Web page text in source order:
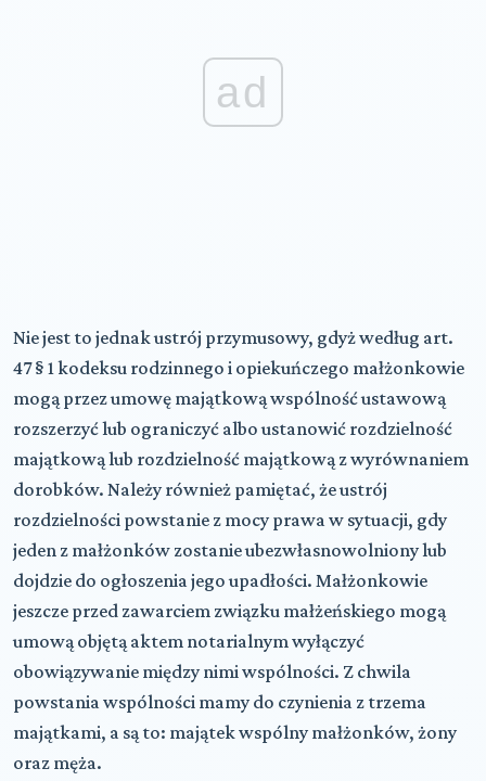
ad
Nie jest to jednak ustrój przymusowy, gdyż według art.
47 § 1 kodeksu rodzinnego i opiekuńczego małżonkowie
mogą przez umowę majątkową wspólność ustawową
rozszerzyć lub ograniczyć albo ustanowić rozdzielność
majątkową lub rozdzielność majątkową z wyrównaniem
dorobków. Należy również pamiętać, że ustrój
rozdzielności powstanie z mocy prawa w sytuacji, gdy
jeden z małżonków zostanie ubezwłasnowolniony lub
dojdzie do ogłoszenia jego upadłości. Małżonkowie
jeszcze przed zawarciem związku małżeńskiego mogą
umową objętą aktem notarialnym wyłączyć
obowiązywanie między nimi wspólności. Z chwila
powstania wspólności mamy do czynienia z trzema
majątkami, a są to: majątek wspólny małżonków, żony
oraz męża.